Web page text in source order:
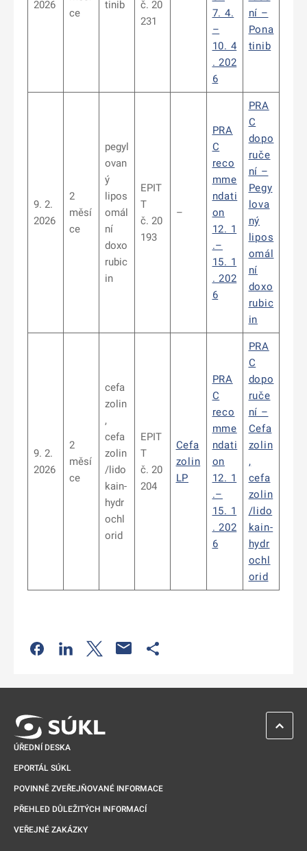
2026
ce
tinib
č. 20
231
7. 4.
–
10. 4
. 202
6
ní –
Pona
tinib
9. 2.
2026
2
měsí
ce
pegyl
ovan
ý
lipos
omál
ní
doxo
rubic
in
EPIT
T
č. 20
193
–
PRA
C
reco
mme
ndati
on
12. 1
.–
15. 1
. 202
6
PRA
C
dopo
ruče
ní –
Pegy
lova
ný
lipos
omál
ní
doxo
rubic
in
9. 2.
2026
2
měsí
ce
cefa
zolin
,
cefa
zolin
/lido
kain-
hydr
ochl
orid
EPIT
T
č. 20
204
Cefa
zolin
LP
PRA
C
reco
mme
ndati
on
12. 1
.–
15. 1
. 202
6
PRA
C
dopo
ruče
ní –
Cefa
zolin
,
cefa
zolin
/lido
kain-
hydr
ochl
orid
Odkaz se otevře na nové kartě
Odkaz se otevře na nové kartě
Odkaz se otevře na nové kartě
ÚŘEDNÍ DESKA
EPORTÁL SÚKL
POVINNĚ ZVEŘEJŇOVANÉ INFORMACE
PŘEHLED DŮLEŽITÝCH INFORMACÍ
VEŘEJNÉ ZAKÁZKY
ZPĚT